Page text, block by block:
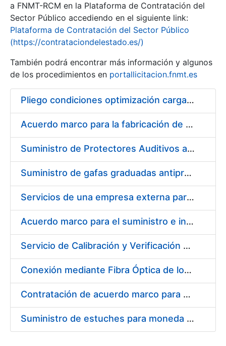
Erakutsi/Ezkutatu
a FNMT-RCM en la Plataforma de Contratación del
Sector Público accediendo en el siguiente link:
Plataforma de Contratación del Sector Público
(https://contrataciondelestado.es/)
También podrá encontrar más información y algunos
de los procedimientos en portallicitacion.fnmt.es
Pliego condiciones optimización cargas compras firmado
Acuerdo marco para la fabricación de piezas
Suministro de Protectores Auditivos a medida para las personas trabajadoras de los Centros de Trabajo de Madrid y Burgos
Suministro de gafas graduadas antiproyecciones para los trabajadores de la FNMT-RCM en los centros de trabajo de Madrid y Burgos
Servicios de una empresa externa para el asesoramiento y resolución de los recursos de alzada que se presentan relacionados con procesos de selección para la FNMT-RCM
Acuerdo marco para el suministro e instalación de persianas, estores y otros complementos
Servicio de Calibración y Verificación Externa de los Equipos de Medición del Servicio de Prevención de la FNMT-RCM
Conexión mediante Fibra Óptica de los Centros de Proceso de Datos (CPDs) de las sedes de la FNMT-RCM de Burgos y Madrid
Contratación de acuerdo marco para el Suministro de Material de Electricidad para la Fábrica Nacional de Moneda y Timbre-Real Casa de la Moneda en su centro de trabajo de Burgos
Suministro de estuches para moneda de 30 €